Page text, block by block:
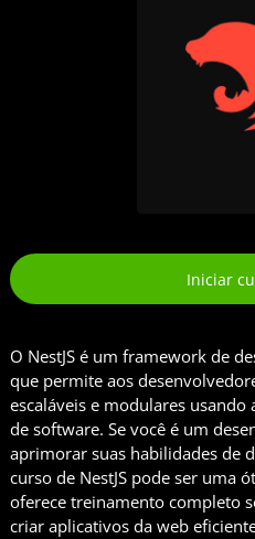
Iniciar
O NestJS é um framework de
que permite aos
escaláveis e modulares usando
de software. Se você é um
aprimorar suas habilidades de
curso de NestJS pode ser uma
oferece treinamento completo
criar aplicativos da web